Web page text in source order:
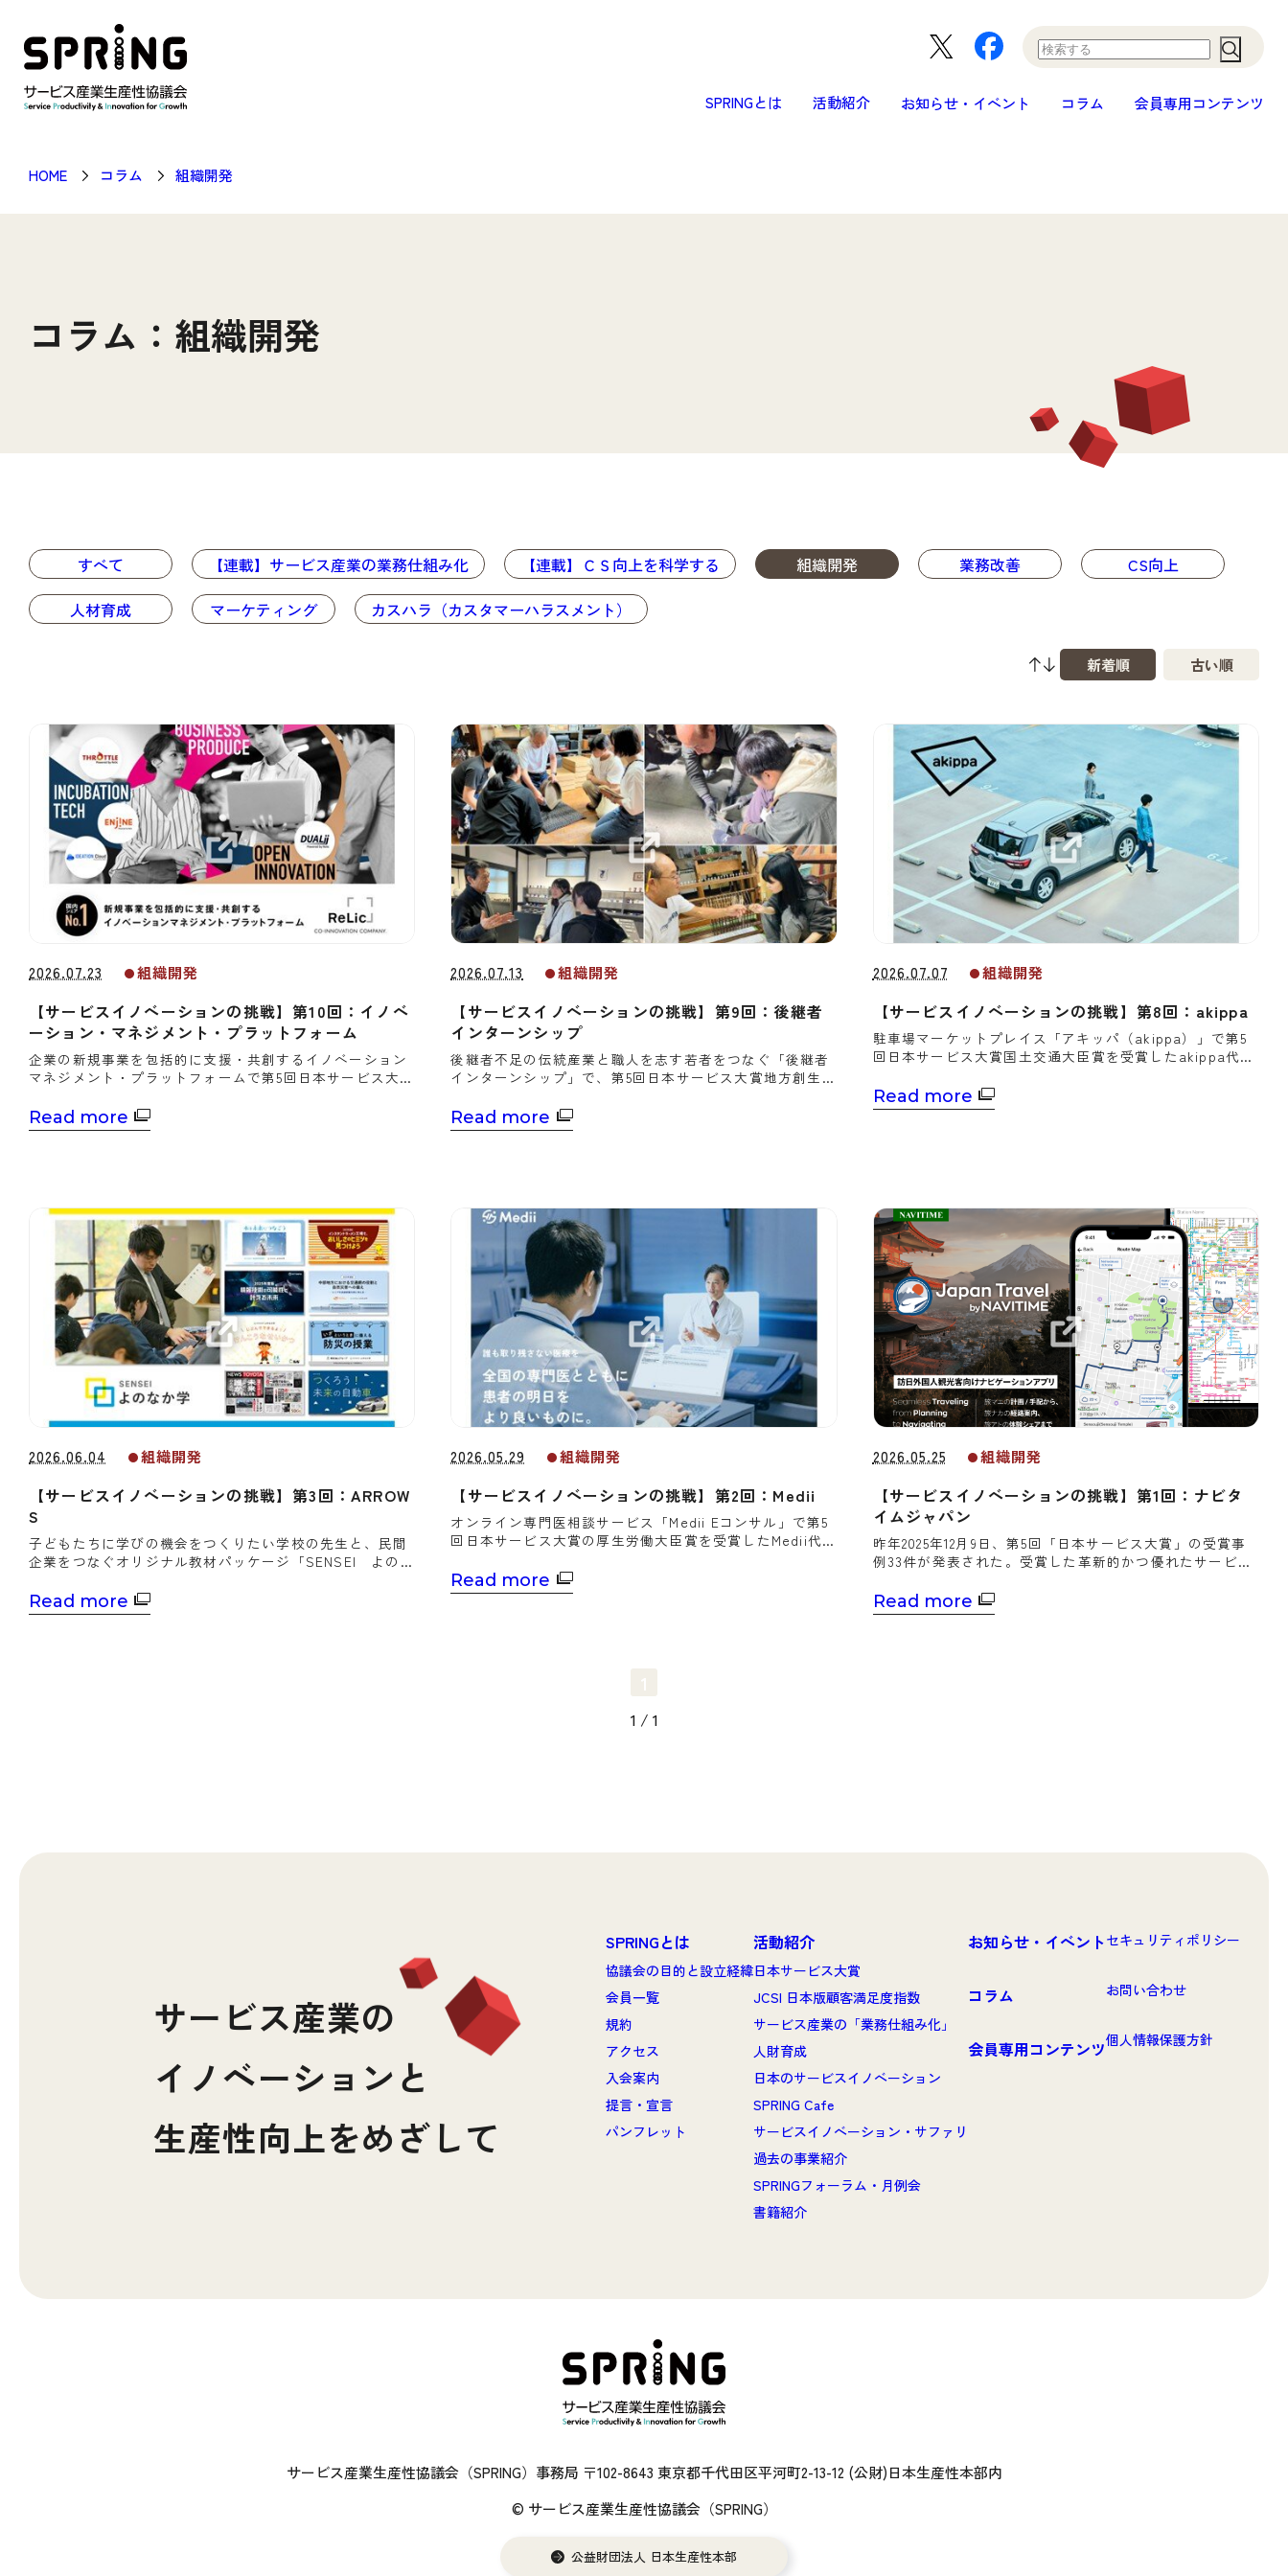
Search
SPRINGとは 活動紹介 お知らせ・イベント コラム 会員専用コンテンツ
HOME コラム 組織開発
コラム：組織開発
すべて 【連載】サービス産業の業務仕組み化 【連載】ＣＳ向上を科学する 組織開発 業務改善
CS向上
人材育成
マーケティング カスハラ（カスタマーハラスメント）
新着順 古い順
2026.07.23 組織開発
【サービスイノベーションの挑戦】第10回：イノベ
ーション・マネジメント・プラットフォーム
企業の新規事業を包括的に支援・共創するイノベーション
マネジメント・プラットフォームで第5回日本サービス大賞
（レリック）代表取締役CEO、北嶋貴朗氏は、生産性新聞
のインタビューに応じた。
Read more
2026.07.13 組織開発
【サービスイノベーションの挑戦】第9回：後継者
インターンシップ
後継者不足の伝統産業と職人を志す若者をつなぐ「後継者
インターンシップ」で、第5回日本サービス大賞地方創生大
が生産性新聞のインタビューに応じた。
Read more
2026.07.07 組織開発
【サービスイノベーションの挑戦】第8回：akippa
駐車場マーケットプレイス「アキッパ（akippa）」で第5
回日本サービス大賞国土交通大臣賞を受賞したakippa代表
に応じた。
Read more
2026.06.04 組織開発
【サービスイノベーションの挑戦】第3回：ARROW
S
子どもたちに学びの機会をつくりたい学校の先生と、民間
企業をつなぐオリジナル教材パッケージ「SENSEI よのな
ARROWS代表取締役社長の浅谷治希氏は、生産性新聞のイ
ンタビューに応じた。
Read more
2026.05.29 組織開発
【サービスイノベーションの挑戦】第2回：Medii
オンライン専門医相談サービス「Medii Eコンサル」で第5
回日本サービス大賞の厚生労働大臣賞を受賞したMedii代表
に応じた。
Read more
2026.05.25 組織開発
【サービスイノベーションの挑戦】第1回：ナビタ
イムジャパン
昨年2025年12月9日、第5回「日本サービス大賞」の受賞事
例33件が発表された。受賞した革新的かつ優れたサービス
Read more
1
1 / 1
サービス産業の
イノベーションと
生産性向上をめざして
SPRINGとは
協議会の目的と設立経緯
会員一覧
規約
アクセス
入会案内
提言・宣言
パンフレット
活動紹介
日本サービス大賞
JCSI 日本版顧客満足度指数
サービス産業の「業務仕組み化」
人財育成
日本のサービスイノベーション
SPRING Cafe
サービスイノベーション・サファリ
過去の事業紹介
SPRINGフォーラム・月例会
書籍紹介
お知らせ・イベント
コラム
会員専用コンテンツ
セキュリティポリシー
お問い合わせ
個人情報保護方針
サービス産業生産性協議会（SPRING）事務局 〒102-8643 東京都千代田区平河町2-13-12 (公財)日本生産性本部内
© サービス産業生産性協議会（SPRING）
公益財団法人 日本生産性本部